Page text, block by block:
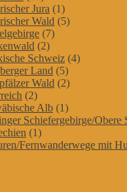
Jura (1)
Wald (5)
(7)
(2)
Schweiz (4)
Land (5)
Wald (2)
(2)
Alb (1)
Schiefergebirge/Obere
(1)
Fernwanderwege mit